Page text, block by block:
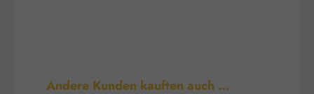
Produktgalerie überspringen
Andere Kunden kauften auch …